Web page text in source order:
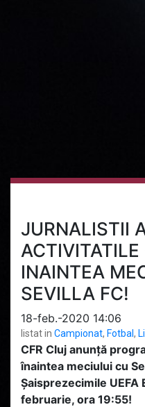
JURNALISTII
ACTIVITATILE
INAINTEA
SEVILLA FC!
18-feb.-2020 14:06
listat in Campionat, Fotbal,
CFR Cluj anunță
înaintea meciului cu
Șaisprezecimile UEFA
februarie, ora 19:55!